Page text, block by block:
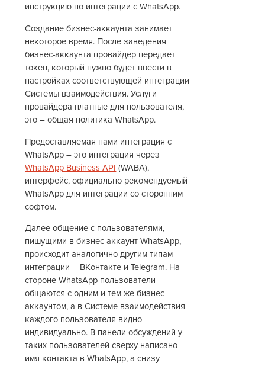
инструкцию по интеграции с WhatsApp.
Создание бизнес-аккаунта занимает
некоторое время. После заведения
бизнес-аккаунта провайдер передает
токен, который нужно будет ввести в
настройках соответствующей интеграции
Системы взаимодействия. Услуги
провайдера платные для пользователя,
это – общая политика WhatsApp.
Предоставляемая нами интеграция с
WhatsApp – это интеграция через
WhatsApp Business API (WABA),
интерфейс, официально рекомендуемый
WhatsApp для интеграции со сторонним
софтом.
Далее общение с пользователями,
пишущими в бизнес-аккаунт WhatsApp,
происходит аналогично другим типам
интеграции – ВКонтакте и Telegram. На
стороне WhatsApp пользователи
общаются с одним и тем же бизнес-
аккаунтом, а в Системе взаимодействия
каждого пользователя видно
индивидуально. В панели обсуждений у
таких пользователей сверху написано
имя контакта в WhatsApp, а снизу –